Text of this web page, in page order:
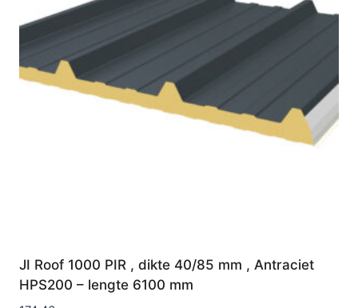
JI Roof 1000 PIR , dikte 40/85 mm , Antraciet
HPS200 – lengte 6100 mm